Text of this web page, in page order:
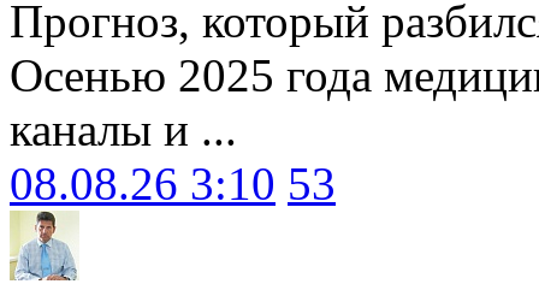
Прогноз, который
Осенью 2025 года
каналы и ...
08.08.26 3:10 53